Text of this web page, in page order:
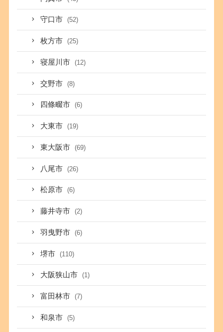
守口市 (52)
枚方市 (25)
寝屋川市 (12)
交野市 (8)
四條畷市 (6)
大東市 (19)
東大阪市 (69)
八尾市 (26)
松原市 (6)
藤井寺市 (2)
羽曳野市 (6)
堺市 (110)
大阪狭山市 (1)
富田林市 (7)
和泉市 (5)